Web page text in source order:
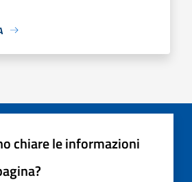
chiare le informazioni